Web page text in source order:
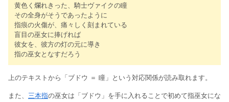
黄色く爛れきった、騎士ヴァイクの瞳
その全身がそうであったように
指痕の火傷が、痛々しく刻まれている
盲目の巫女に捧げれば
彼女を、彼方の灯の元に導き
指の巫女となすだろう
上のテキストから「ブドウ ＝ 瞳」という対応関係が読み取れます。
また、 三本指の巫女は「ブドウ」を手に入れることで初めて指巫女にな